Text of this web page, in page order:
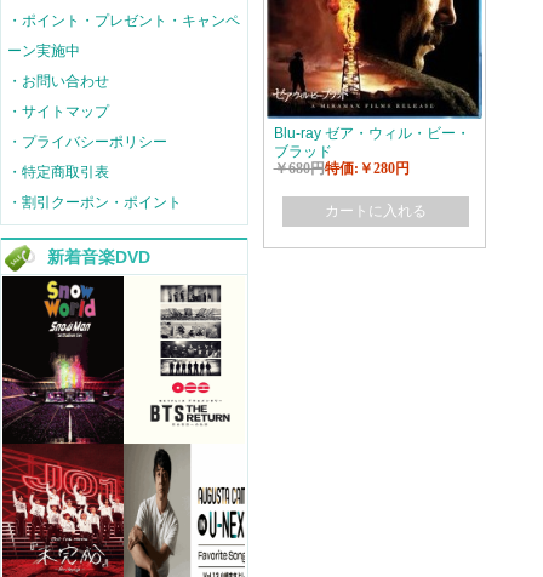
・ポイント・プレゼント・キャンペ
ーン実施中
・お問い合わせ
・サイトマップ
・プライバシーポリシー
・特定商取引表
・割引クーポン・ポイント
新着音楽DVD
Blu-ray ゼア・ウィル・ビー・
ブラッド
￥680円特価:￥280円
カートに入れる